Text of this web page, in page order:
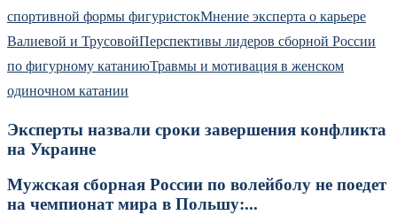
спортивной формы фигуристокМнение эксперта о карьере
Валиевой и ТрусовойПерспективы лидеров сборной России
по фигурному катаниюТравмы и мотивация в женском
одиночном катании
Эксперты назвали сроки завершения конфликта
на Украине
Мужская сборная России по волейболу не поедет
на чемпионат мира в Польшу:...